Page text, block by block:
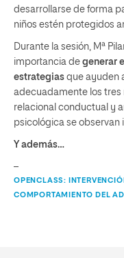
desarrollarse de forma
niños estén protegidos
Durante la sesión, Mª
importancia de generar
estrategias que ayuden
adecuadamente los tres
relacional conductual y
psicológica se observan
Y además…
–
OPENCLASS:
COMPORTAMIENTO DEL